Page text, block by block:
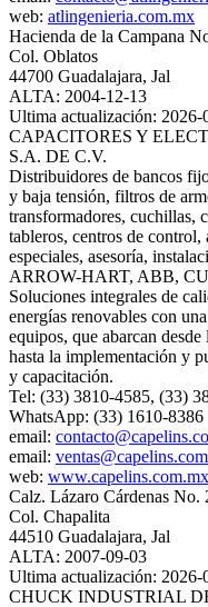
web: atlingenieria.com.mx
Hacienda de la Campana
Col. Oblatos
44700 Guadalajara, Jal
ALTA: 2004-12-13
Ultima actualización: 2026-
CAPACITORES Y
S.A. DE C.V.
Distribuidores de bancos
y baja tensión, filtros de
transformadores, cuchillas,
tableros, centros de control,
especiales, asesoría,
ARROW-HART, ABB,
Soluciones integrales de
energías renovables con
equipos, que abarcan
hasta la implementación y
y capacitación.
Tel: (33) 3810-4585, (33)
WhatsApp: (33) 1610-8386
email:
email:
web: www.capelins.com.mx
Calz. Lázaro Cárdenas No.
Col. Chapalita
44510 Guadalajara, Jal
ALTA: 2007-09-03
Ultima actualización: 2026-
CHUCK INDUSTRIAL